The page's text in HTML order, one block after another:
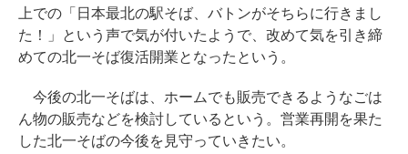
上での「日本最北の駅そば、バトンがそちらに行きまし
た！」という声で気が付いたようで、改めて気を引き締
めての北一そば復活開業となったという。
今後の北一そばは、ホームでも販売できるようなごは
ん物の販売などを検討しているという。営業再開を果た
した北一そばの今後を見守っていきたい。